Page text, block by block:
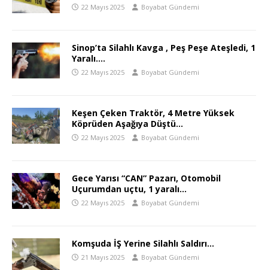
22 Mayıs 2025 Boyabat Gündemi
Sinop’ta Silahlı Kavga , Peş Peşe Ateşledi, 1
Yaralı….
22 Mayıs 2025 Boyabat Gündemi
Keşen Çeken Traktör, 4 Metre Yüksek
Köprüden Aşağıya Düştü…
22 Mayıs 2025 Boyabat Gündemi
Gece Yarısı “CAN” Pazarı, Otomobil
Uçurumdan uçtu, 1 yaralı…
22 Mayıs 2025 Boyabat Gündemi
Komşuda İŞ Yerine Silahlı Saldırı…
21 Mayıs 2025 Boyabat Gündemi